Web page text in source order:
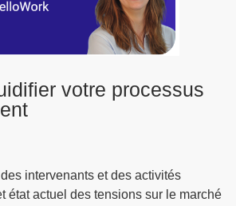
votre processus
intervenants et des activités
état actuel des tensions sur le marché